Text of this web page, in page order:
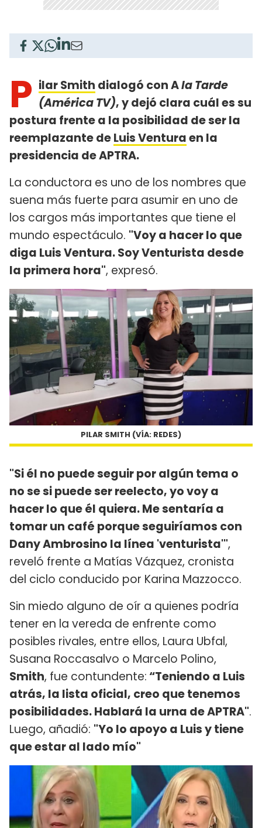
P ilar Smith dialogó con Ala Tarde
(América TV), y dejó clara cuál es su
postura frente a la posibilidad de ser la
reemplazante deLuis Venturaen la
presidencia de APTRA.
La conductora es uno de los nombres que
suena más fuerte para asumir en uno de
los cargos más importantes que tiene el
mundo espectáculo. "Voy a hacer lo que
diga Luis Ventura. Soy Venturista desde
la primera hora", expresó.
PILAR SMITH (VÍA: REDES)
"Si él no puede seguir por algún tema o
no se si puede ser reelecto, yo voy a
hacer lo que él quiera. Me sentaría a
tomar un café porque seguiríamos con
Dany Ambrosino la línea 'venturista'",
reveló frente a Matías Vázquez, cronista
del ciclo conducido por Karina Mazzocco.
Sin miedo alguno de oír a quienes podría
tener en la vereda de enfrente como
posibles rivales, entre ellos, Laura Ubfal,
Susana Roccasalvo o Marcelo Polino,
Smith, fue contundente: “Teniendo a Luis
atrás, la lista oficial, creo que tenemos
posibilidades. Hablará la urna de APTRA".
Luego, añadió: "Yo lo apoyo a Luis y tiene
que estar al lado mío"